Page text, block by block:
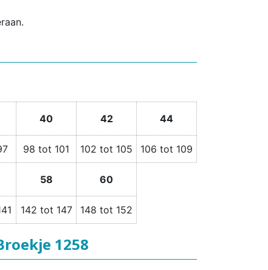
40 42 44
98 tot 101 102 tot 105 106 tot 109
58 60
142 tot 147 148 tot 152
1258